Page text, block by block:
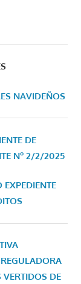
NAVIDEÑOS
DE
Nº 2/2/2025
DE